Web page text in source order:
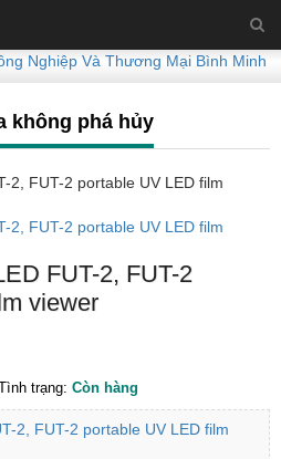
không phá hủy
FUT-2, FUT-2
viewer
trạng: Còn hàng
2, FUT-2 portable UV LED film